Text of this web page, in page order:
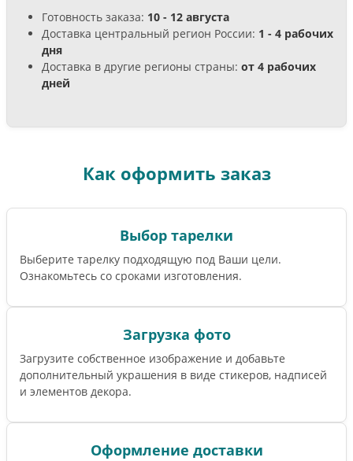
Готовность заказа: 10 - 12 августа
Доставка центральный регион России: 1 - 4 рабочих
дня
Доставка в другие регионы страны: от 4 рабочих
дней
Как оформить заказ
Выбор тарелки
Выберите тарелку подходящую под Ваши цели.
Ознакомьтесь со сроками изготовления.
Загрузка фото
Загрузите собственное изображение и добавьте
дополнительный украшения в виде стикеров, надписей
и элементов декора.
Оформление доставки